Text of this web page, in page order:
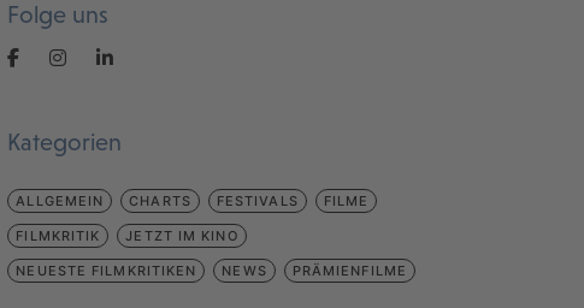
Folge uns
Kategorien
ALLGEMEIN CHARTS FESTIVALS FILME
FILMKRITIK JETZT IM KINO
NEUESTE FILMKRITIKEN NEWS PRÄMIENFILME